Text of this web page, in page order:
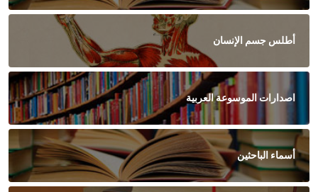
أطلس جسم الإنسان
اصدارات الموسوعة العربية
أسماء الباحثين